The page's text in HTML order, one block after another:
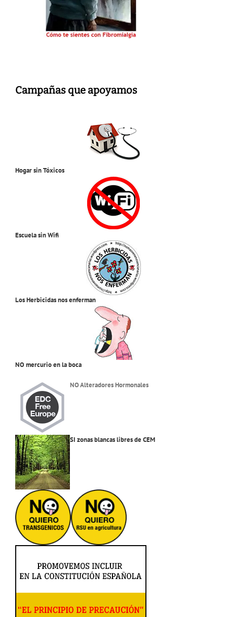
Campañas que apoyamos
Hogar sin Tóxicos
Escuela sin Wifi
Los Herbicidas nos enferman
NO mercurio en la boca
NO Alteradores Hormonales
SI zonas blancas libres de CEM